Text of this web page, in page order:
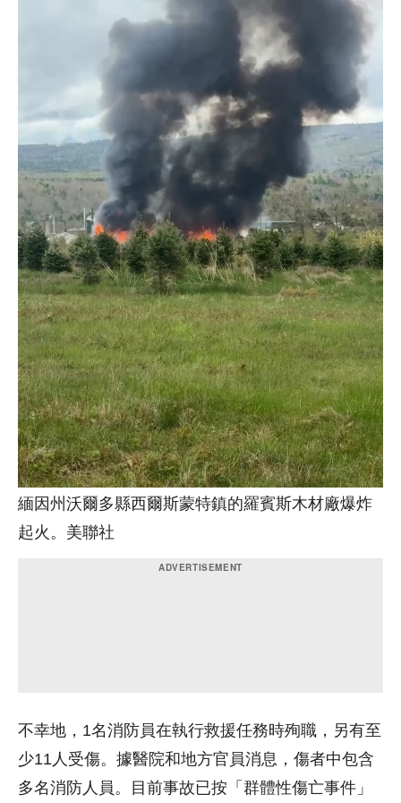
緬因州沃爾多縣西爾斯蒙特鎮的羅賓斯木材廠爆炸
起火。美聯社
不幸地，1名消防員在執行救援任務時殉職，另有至
少11人受傷。據醫院和地方官員消息，傷者中包含
多名消防人員。目前事故已按「群體性傷亡事件」